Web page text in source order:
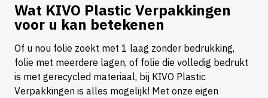
Wat KIVO Plastic Verpakkingen
voor u kan betekenen
Of u nou folie zoekt met 1 laag zonder bedrukking,
folie met meerdere lagen, of folie die volledig bedrukt
is met gerecycled materiaal, bij KIVO Plastic
Verpakkingen is alles mogelijk! Met onze eigen